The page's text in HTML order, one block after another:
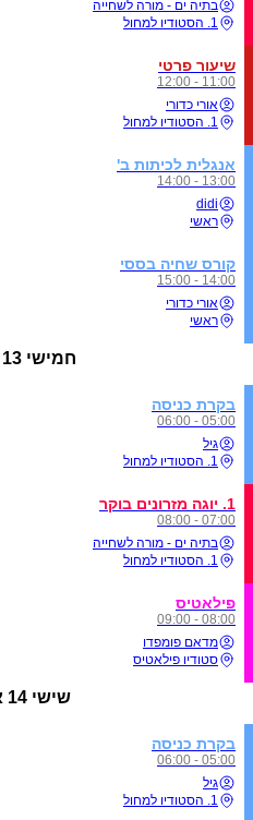
בתיה ים - מורה לשחייה
1. הסטודיו למחול
שיעור פרטי
11:00 - 12:00
אורי כדורי
1. הסטודיו למחול
אנגלית לכיתות ב'
13:00 - 14:00
didi
ראשי
קורס שחיה בססי
14:00 - 15:00
אורי כדורי
ראשי
חמישי 13 אוגוסט
בקרת כניסה
05:00 - 06:00
גיל
1. הסטודיו למחול
1. יוגה מזרונים בוקר
07:00 - 08:00
בתיה ים - מורה לשחייה
1. הסטודיו למחול
פילאטיס
08:00 - 09:00
מדאם פומפדו
סטודיו פילאטיס
שישי 14 אוגוסט
בקרת כניסה
05:00 - 06:00
גיל
1. הסטודיו למחול